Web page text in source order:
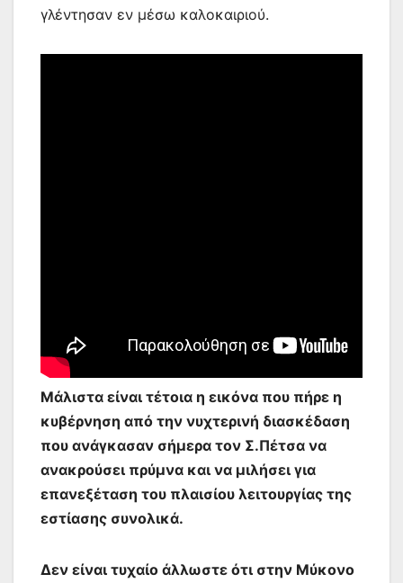
γλέντησαν εν μέσω καλοκαιριού.
Μάλιστα είναι τέτοια η εικόνα που πήρε η
κυβέρνηση από την νυχτερινή διασκέδαση
που ανάγκασαν σήμερα τον Σ.Πέτσα να
ανακρούσει πρύμνα και να μιλήσει για
επανεξέταση του πλαισίου λειτουργίας της
εστίασης συνολικά.
Δεν είναι τυχαίο άλλωστε ότι στην Μύκονο